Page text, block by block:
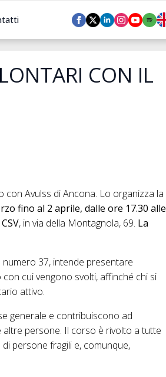
CON IL
Avulss di Ancona. Lo organizza la
fino al 2 aprile, dalle ore 17.30 alle
, in via della Montagnola, 69. La
37, intende presentare
con cui vengono svolti, affinché chi si
attivo.
generale e contribuiscono ad
persone. Il corso è rivolto a tutte
persone fragili e, comunque,